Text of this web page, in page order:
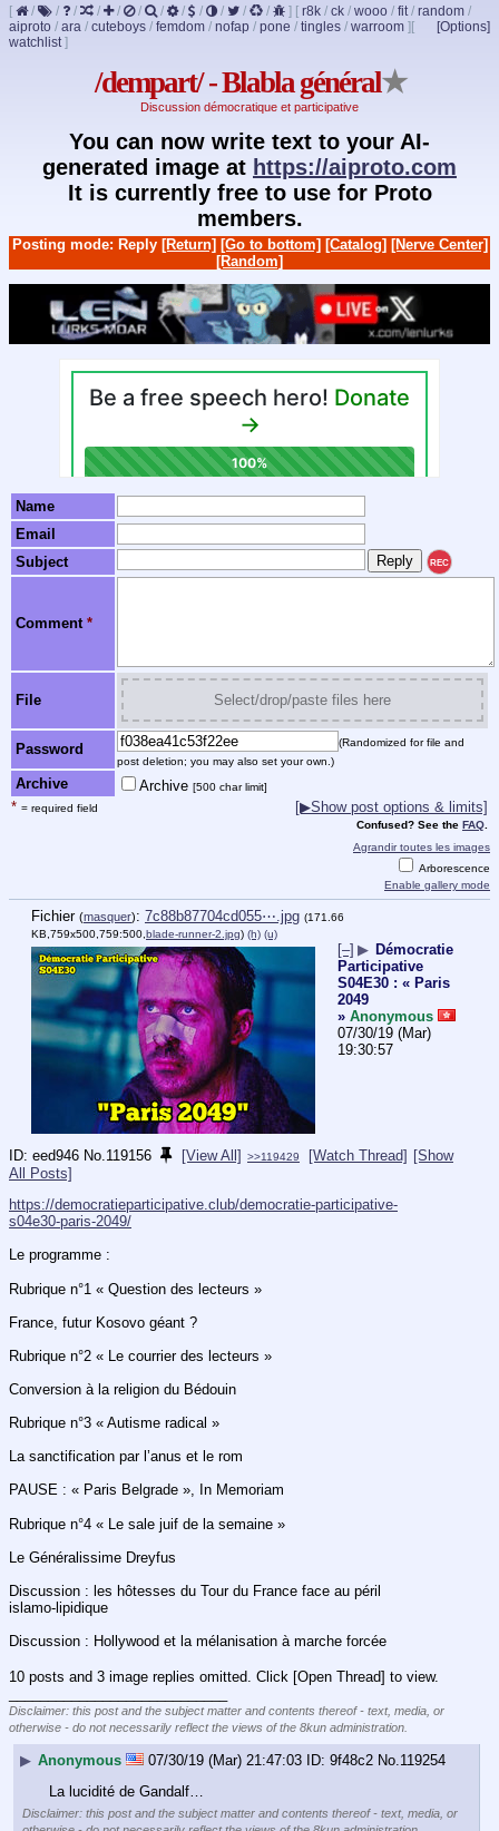
[ / / / / / / / / / / / / ] [ r8k / ck / wooo / fit/ random /
aiproto / ara / cuteboys / femdom / nofap / pone / tingles / warroom ] [Options]
[
watchlist]
/dempart/ - Blabla général★
Discussion démocratique et participative
You can now write text to your AI-
generated image at https://aiproto.com
It is currently free to use for Proto
members.
Posting mode: Reply [Return] [Go to bottom] [Catalog] [Nerve Center]
[Random]
Name
Email
Subject
REC
Comment *
File Select/drop/paste files here
Password
(Randomized for file and
post deletion; you may also set your own.)
Archive Archive [500 char limit]
* = required field [▶Show post options & limits]
Confused? See the FAQ
Agrandir toutes les images
Arborescence
Enable gallery mode
Fichier (masquer): 7c88b87704cd055⋯.jpg (171.66
KB,759x500,759:500, blade-runner-2.jpg) (h) (u)
[–] ▶ Démocratie
Participative
S04E30 : « Paris
2049
» Anonymous
07/30/19 (Mar)
19:30:57
eed946 No.119156 [View All] >>119429 [Watch Thread] [Show
All Posts]
https://democratieparticipative.club/democratie-participative-
s04e30-paris-2049/
Le programme :
Rubrique n°1 « Question des lecteurs »
France, futur Kosovo géant ?
Rubrique n°2 « Le courrier des lecteurs »
Conversion à la religion du Bédouin
Rubrique n°3 « Autisme radical »
La sanctification par l’anus et le rom
PAUSE : « Paris Belgrade », In Memoriam
Rubrique n°4 « Le sale juif de la semaine »
Le Généralissime Dreyfus
Discussion : les hôtesses du Tour du France face au péril
islamo-lipidique
Discussion : Hollywood et la mélanisation à marche forcée
10 posts and 3 image replies omitted. Click [Open Thread] to view.
Disclaimer: this post and the subject matter and contents thereof - text, media, or
otherwise - do not necessarily reflect the views of the 8kun administration.
▶ Anonymous 07/30/19 (Mar) 21:47:03 9f48c2 No. 119254
La lucidité de Gandalf…
Disclaimer: this post and the subject matter and contents thereof - text, media, or